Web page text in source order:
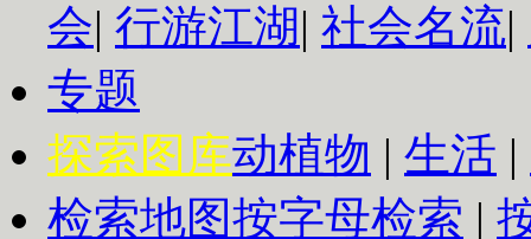
会| 行游江湖| 社会名流|
专题
探索图库动植物 | 生活 |
检索地图按字母检索 |